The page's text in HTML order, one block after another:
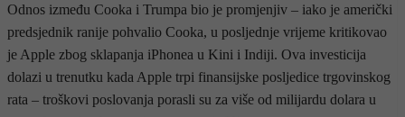
Odnos između Cooka i Trumpa bio je promjenjiv – iako je američki
predsjednik ranije pohvalio Cooka, u posljednje vrijeme kritikovao
je Apple zbog sklapanja iPhonea u Kini i Indiji. Ova investicija
dolazi u trenutku kada Apple trpi finansijske posljedice trgovinskog
rata – troškovi poslovanja porasli su za više od milijardu dolara u